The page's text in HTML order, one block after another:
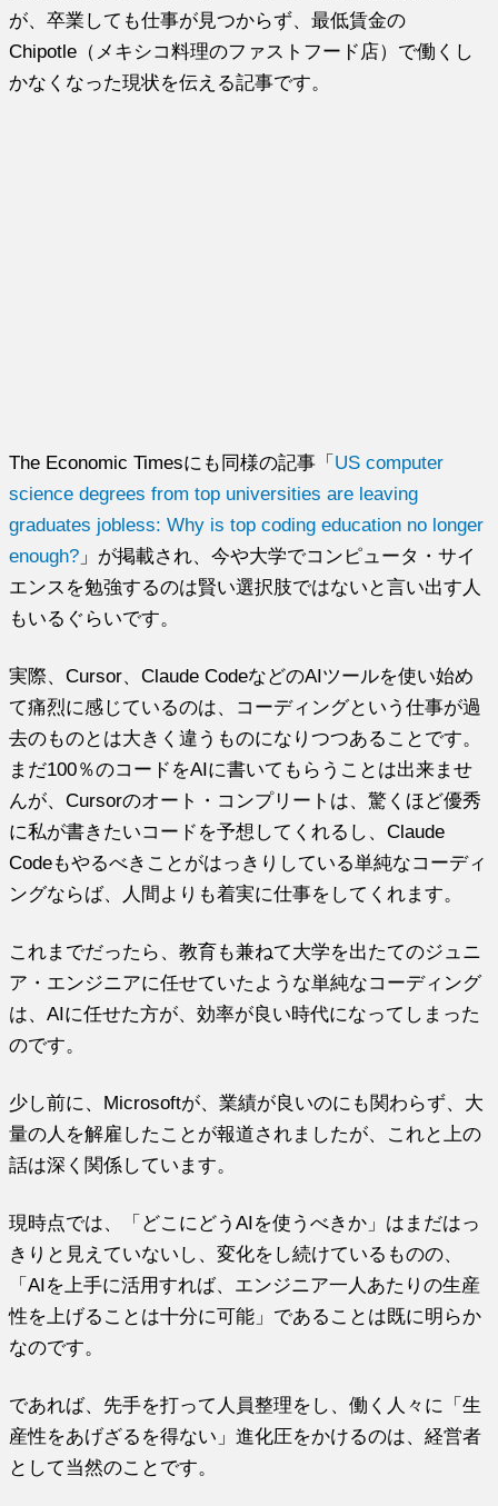
が、卒業しても仕事が見つからず、最低賃金の
Chipotle（メキシコ料理のファストフード店）で働くし
かなくなった現状を伝える記事です。
The Economic Timesにも同様の記事「 US computer
science degrees from top universities are leaving
graduates jobless: Why is top coding education no longer
enough? 」が掲載され、今や大学でコンピュータ・サイ
エンスを勉強するのは賢い選択肢ではないと言い出す人
もいるぐらいです。
実際、Cursor、Claude CodeなどのAIツールを使い始め
て痛烈に感じているのは、コーディングという仕事が過
去のものとは大きく違うものになりつつあることです。
まだ100％のコードをAIに書いてもらうことは出来ませ
んが、Cursorのオート・コンプリートは、驚くほど優秀
に私が書きたいコードを予想してくれるし、Claude
Codeもやるべきことがはっきりしている単純なコーディ
ングならば、人間よりも着実に仕事をしてくれます。
これまでだったら、教育も兼ねて大学を出たてのジュニ
ア・エンジニアに任せていたような単純なコーディング
は、AIに任せた方が、効率が良い時代になってしまった
のです。
少し前に、Microsoftが、業績が良いのにも関わらず、大
量の人を解雇したことが報道されましたが、これと上の
話は深く関係しています。
現時点では、「どこにどうAIを使うべきか」はまだはっ
きりと見えていないし、変化をし続けているものの、
「AIを上手に活用すれば、エンジニア一人あたりの生産
性を上げることは十分に可能」であることは既に明らか
なのです。
であれば、先手を打って人員整理をし、働く人々に「生
産性をあげざるを得ない」進化圧をかけるのは、経営者
として当然のことです。